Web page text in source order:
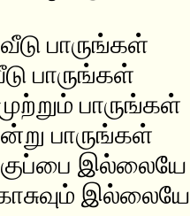
பாருங்கள்
பாருங்கள்
பாருங்கள்
பாருங்கள்
குப்பை இல்லையே